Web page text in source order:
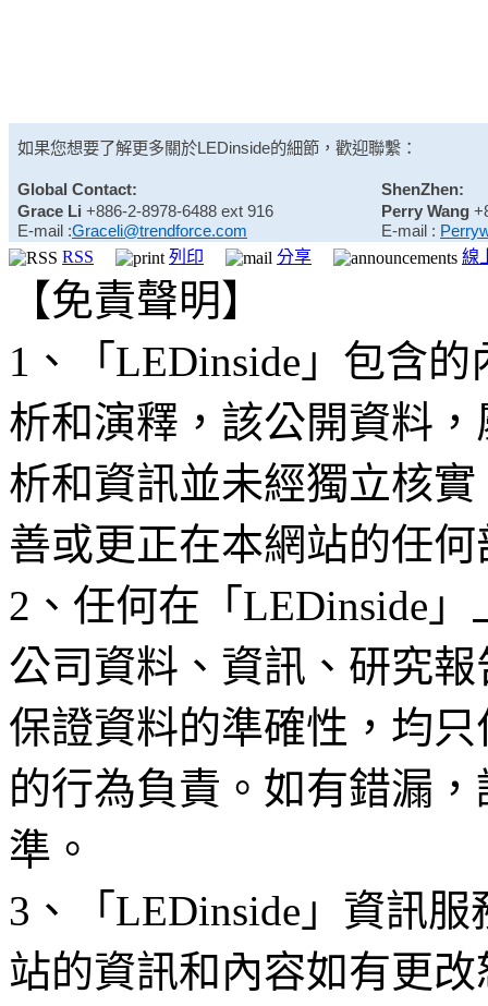
如果您想要了解更多關於LEDinside的細節，歡迎聯繫：
Global Contact:
ShenZhen:
Grace Li +886-2-8978-6488 ext 916
E-mail :Graceli@trendforce.com
Perry Wang
E-mail :
RSS
列印 分享 線
【免責聲明】
1、「LEDinside」包含
析和演釋，該公開資料
析和資訊並未經獨立核
善或更正在本網站的任
2、任何在「LEDinside
公司資料、資訊、研究
保證資料的準確性，均
的行為負責。如有錯漏
準。
3、「LEDinside」資訊
站的資訊和內容如有更